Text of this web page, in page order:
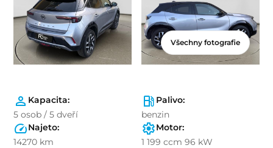
Všechny fotografie
Kapacita:
5 osob / 5 dveří
Palivo:
benzin
Najeto:
14270 km
Motor:
1 199 ccm 96 kW